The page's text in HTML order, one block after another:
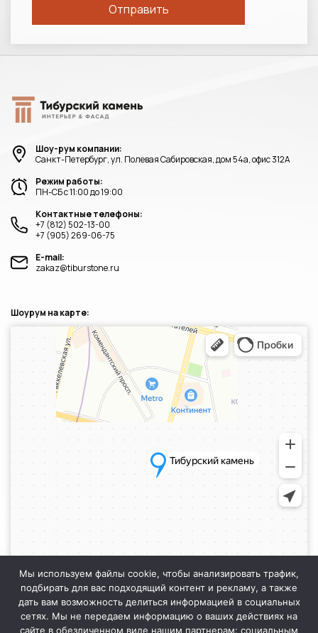
Мы используем файлы cookie, чтобы анализировать трафик,
подбирать для вас подходящий контент и рекламу, а также
дать вам возможность делиться информацией в социальных
сетях. Мы не передаем информацию о ваших действиях на
сайте в обезличенном виде нашим партнерам: социальным
Шоу-рум компании:
Санкт-Петербург, ул. Полевая Сабировская, дом 54а, офис 312А
Режим работы:
ПН-СБ с 11:00 до 19:00
Контактные телефоны:
+7 (812) 502-13-00
+7 (905) 269-06-75
E-mail:
zakaz@tiburstone.ru
Шоурум на карте:
Санкт‑Петербург
Яндекс.Карты — транспорт, навигация, поиск мест